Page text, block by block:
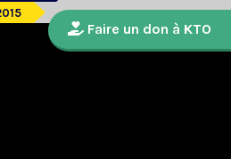
Faire un don à KTO